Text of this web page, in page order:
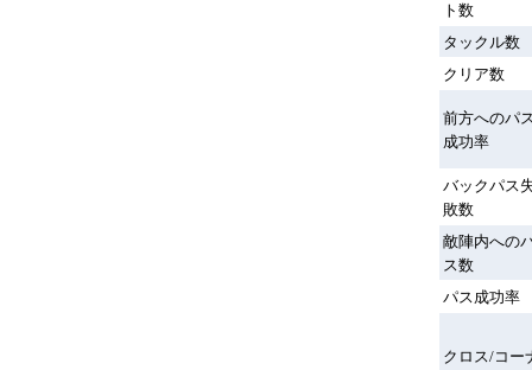
ト数
タックル数
クリア数
前方へのパ
成功率
バックパス
敗数
敵陣内への
ス数
パス成功率
クロス/コー